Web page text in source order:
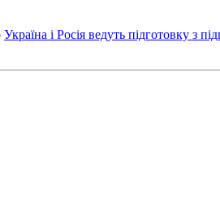
Україна і Росія ведуть підготовку з